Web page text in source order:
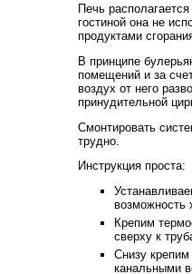
Печь
гостиной она не
продуктами
В принципе
помещений и за
воздух от него
принудительной
Смонтировать
трудно.
Инструкция проста:
возможность
Крепим
сверху к
Снизу
канальными